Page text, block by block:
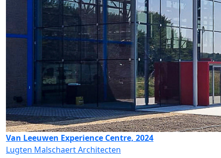
Van Leeuwen Experience Centre, 2024
Lugten Malschaert Architecten